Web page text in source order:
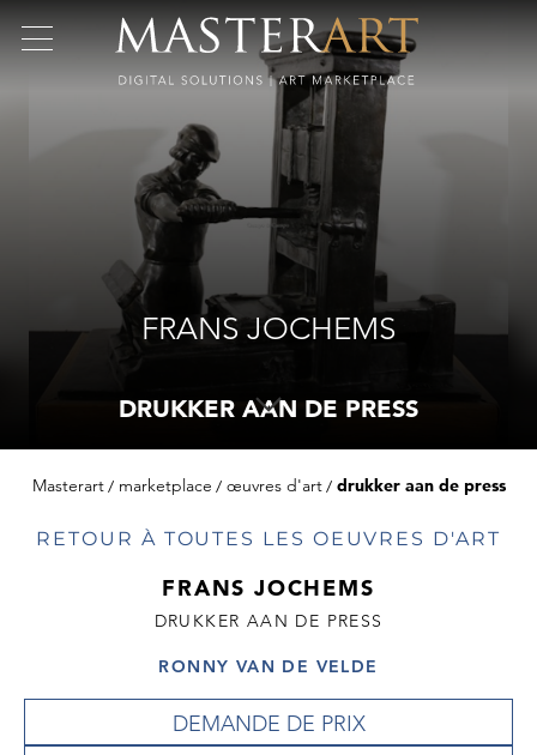
FRANS JOCHEMS
DRUKKER AAN DE PRESS
Masterart marketplace œuvres d'art drukker aan de press
RETOUR À TOUTES LES OEUVRES D'ART
FRANS JOCHEMS
DRUKKER AAN DE PRESS
RONNY VAN DE VELDE
DEMANDE DE PRIX